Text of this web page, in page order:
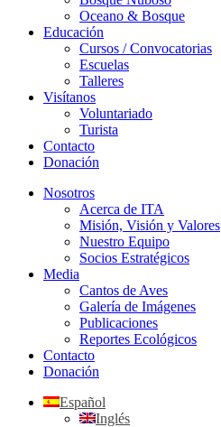
Oceano & Bosque
Educación
Cursos / Convocatorias
Escuelas
Talleres
Visítanos
Voluntariado
Turista
Contacto
Donación
Nosotros
Acerca de ITA
Misión, Visión y Valores
Nuestro Equipo
Socios Estratégicos
Media
Cantos de Aves
Galería de Imágenes
Publicaciones
Reportes Ecológicos
Contacto
Donación
Español
Inglés